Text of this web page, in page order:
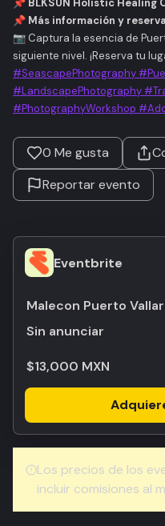
📌 BLKSUN Holistic Healing
📌 Más información y
📷 Captura la esencia de
siguiente nivel. ¡Reserva tu
#SeascapePhotography
#LandscapePhotography
#PhotographyWorkshop
0 Me gusta
Reportar evento
Eventbrite
Malecon Puerto
Sin anunciar
$13,000 MXN
Los precios de los
incluir comisiones al